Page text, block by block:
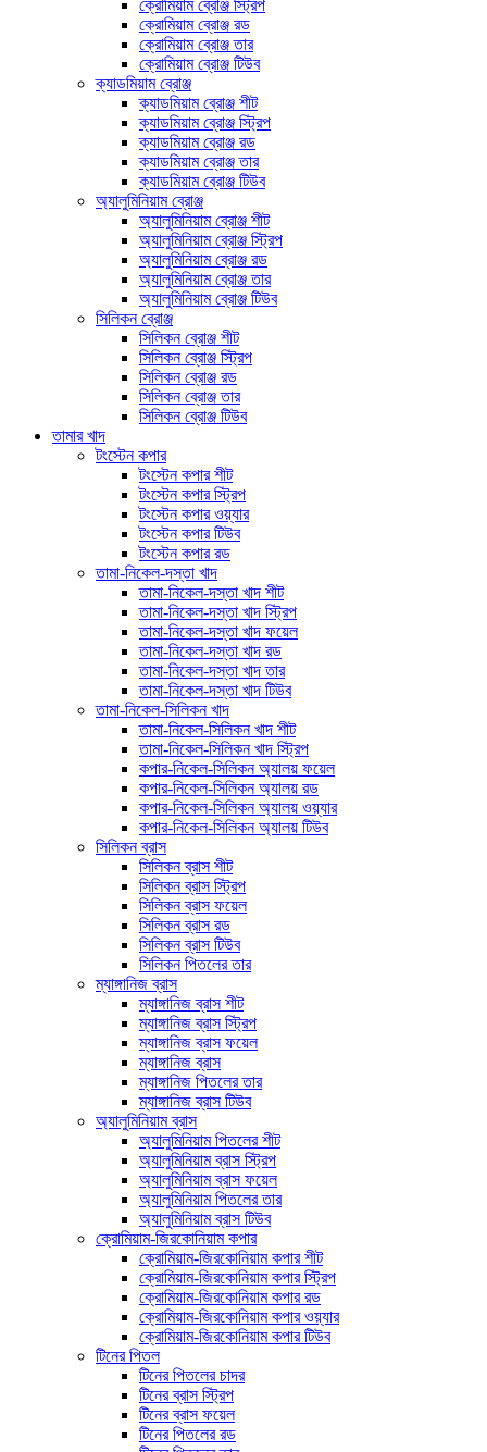
ক্রোমিয়াম ব্রোঞ্জ স্ট্রিপ
ক্রোমিয়াম ব্রোঞ্জ রড
ক্রোমিয়াম ব্রোঞ্জ তার
ক্রোমিয়াম ব্রোঞ্জ টিউব
ক্যাডমিয়াম ব্রোঞ্জ
ক্যাডমিয়াম ব্রোঞ্জ শীট
ক্যাডমিয়াম ব্রোঞ্জ স্ট্রিপ
ক্যাডমিয়াম ব্রোঞ্জ রড
ক্যাডমিয়াম ব্রোঞ্জ তার
ক্যাডমিয়াম ব্রোঞ্জ টিউব
অ্যালুমিনিয়াম ব্রোঞ্জ
অ্যালুমিনিয়াম ব্রোঞ্জ শীট
অ্যালুমিনিয়াম ব্রোঞ্জ স্ট্রিপ
অ্যালুমিনিয়াম ব্রোঞ্জ রড
অ্যালুমিনিয়াম ব্রোঞ্জ তার
অ্যালুমিনিয়াম ব্রোঞ্জ টিউব
সিলিকন ব্রোঞ্জ
সিলিকন ব্রোঞ্জ শীট
সিলিকন ব্রোঞ্জ স্ট্রিপ
সিলিকন ব্রোঞ্জ রড
সিলিকন ব্রোঞ্জ তার
সিলিকন ব্রোঞ্জ টিউব
তামার খাদ
টংস্টেন কপার
টংস্টেন কপার শীট
টংস্টেন কপার স্ট্রিপ
টংস্টেন কপার ওয়্যার
টংস্টেন কপার টিউব
টংস্টেন কপার রড
তামা-নিকেল-দস্তা খাদ
তামা-নিকেল-দস্তা খাদ শীট
তামা-নিকেল-দস্তা খাদ স্ট্রিপ
তামা-নিকেল-দস্তা খাদ ফয়েল
তামা-নিকেল-দস্তা খাদ রড
তামা-নিকেল-দস্তা খাদ তার
তামা-নিকেল-দস্তা খাদ টিউব
তামা-নিকেল-সিলিকন খাদ
তামা-নিকেল-সিলিকন খাদ শীট
তামা-নিকেল-সিলিকন খাদ স্ট্রিপ
কপার-নিকেল-সিলিকন অ্যালয় ফয়েল
কপার-নিকেল-সিলিকন অ্যালয় রড
কপার-নিকেল-সিলিকন অ্যালয় ওয়্যার
কপার-নিকেল-সিলিকন অ্যালয় টিউব
সিলিকন ব্রাস
সিলিকন ব্রাস শীট
সিলিকন ব্রাস স্ট্রিপ
সিলিকন ব্রাস ফয়েল
সিলিকন ব্রাস রড
সিলিকন ব্রাস টিউব
সিলিকন পিতলের তার
ম্যাঙ্গানিজ ব্রাস
ম্যাঙ্গানিজ ব্রাস শীট
ম্যাঙ্গানিজ ব্রাস স্ট্রিপ
ম্যাঙ্গানিজ ব্রাস ফয়েল
ম্যাঙ্গানিজ ব্রাস
ম্যাঙ্গানিজ পিতলের তার
ম্যাঙ্গানিজ ব্রাস টিউব
অ্যালুমিনিয়াম ব্রাস
অ্যালুমিনিয়াম পিতলের শীট
অ্যালুমিনিয়াম ব্রাস স্ট্রিপ
অ্যালুমিনিয়াম ব্রাস ফয়েল
অ্যালুমিনিয়াম পিতলের তার
অ্যালুমিনিয়াম ব্রাস টিউব
ক্রোমিয়াম-জিরকোনিয়াম কপার
ক্রোমিয়াম-জিরকোনিয়াম কপার শীট
ক্রোমিয়াম-জিরকোনিয়াম কপার স্ট্রিপ
ক্রোমিয়াম-জিরকোনিয়াম কপার রড
ক্রোমিয়াম-জিরকোনিয়াম কপার ওয়্যার
ক্রোমিয়াম-জিরকোনিয়াম কপার টিউব
টিনের পিতল
টিনের পিতলের চাদর
টিনের ব্রাস স্ট্রিপ
টিনের ব্রাস ফয়েল
টিনের পিতলের রড